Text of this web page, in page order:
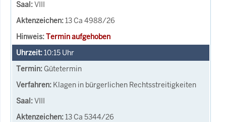
VIII
13 Ca 4988/26
Termin aufgehoben
10:15 Uhr
Gütetermin
Klagen in bürgerlichen Rechtsstreitigkeiten
VIII
13 Ca 5344/26